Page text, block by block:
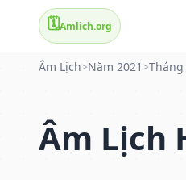
🗓️Amlich.org
Âm Lịch>Năm 2021 >Tháng
Âm Lịch